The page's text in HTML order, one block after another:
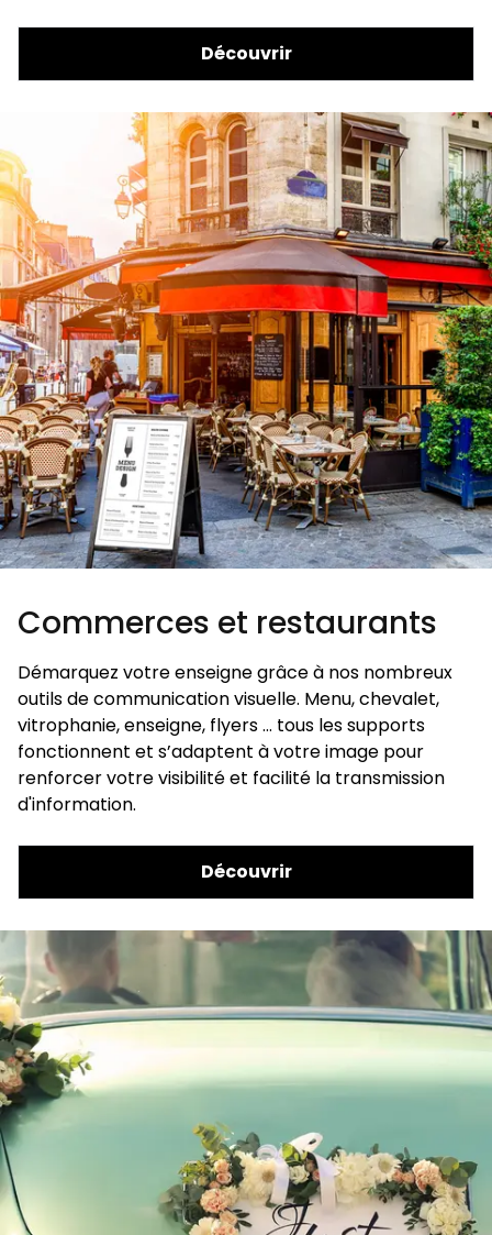
Découvrir
Commerces et restaurants
Démarquez votre enseigne grâce à nos nombreux
outils de communication visuelle. Menu, chevalet,
vitrophanie, enseigne, flyers … tous les supports
fonctionnent et s’adaptent à votre image pour
renforcer votre visibilité et facilité la transmission
d'information.
Découvrir